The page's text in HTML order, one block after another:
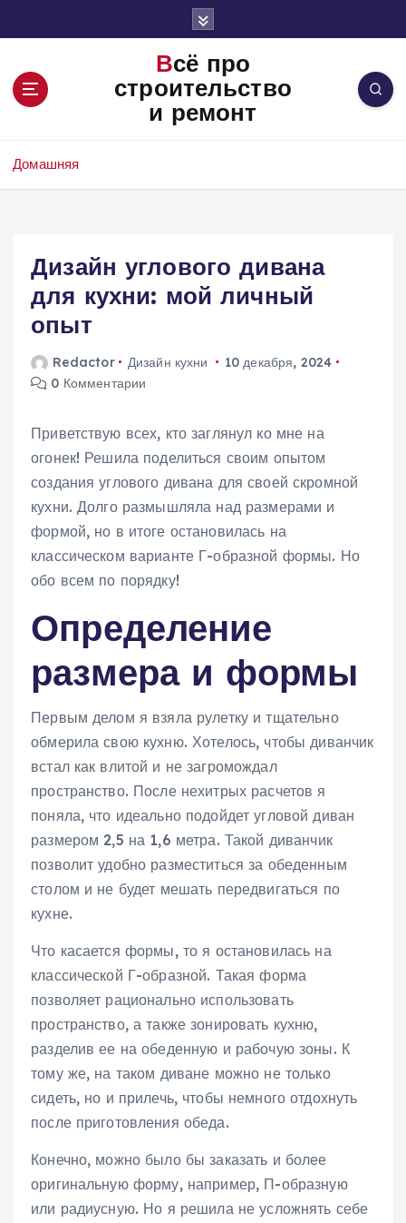
Всё про
строительство
и ремонт
Домашняя
Дизайн углового дивана
для кухни: мой личный
опыт
Redactor Дизайн кухни
10 декабря, 2024
0 Комментарии
Приветствую всех, кто заглянул ко мне на
огонек! Решила поделиться своим опытом
создания углового дивана для своей скромной
кухни. Долго размышляла над размерами и
формой, но в итоге остановилась на
классическом варианте Г-образной формы. Но
обо всем по порядку!
Определение
размера и формы
Первым делом я взяла рулетку и тщательно
обмерила свою кухню. Хотелось, чтобы диванчик
встал как влитой и не загромождал
пространство. После нехитрых расчетов я
поняла, что идеально подойдет угловой диван
размером 2,5 на 1,6 метра. Такой диванчик
позволит удобно разместиться за обеденным
столом и не будет мешать передвигаться по
кухне.
Что касается формы, то я остановилась на
классической Г-образной. Такая форма
позволяет рационально использовать
пространство, а также зонировать кухню,
разделив ее на обеденную и рабочую зоны. К
тому же, на таком диване можно не только
сидеть, но и прилечь, чтобы немного отдохнуть
после приготовления обеда.
Конечно, можно было бы заказать и более
оригинальную форму, например, П-образную
или радиусную. Но я решила не усложнять себе